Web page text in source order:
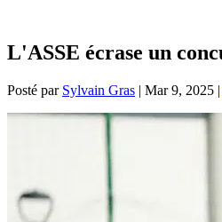
L'ASSE écrase un
Posté par Sylvain Gras | Mar 9, 2025 |